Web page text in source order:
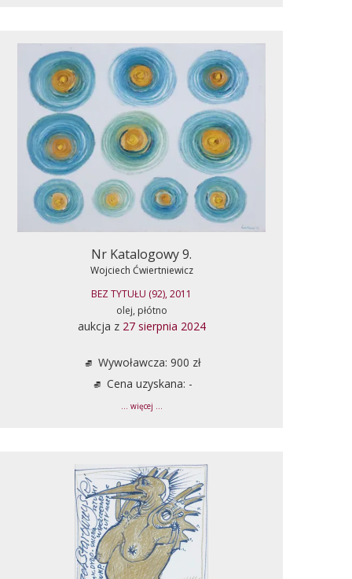
Nr Katalogowy 9.
Wojciech Ćwiertniewicz
BEZ TYTUŁU (92), 2011
olej, płótno
aukcja z 27 sierpnia 2024
Wywoławcza: 900 zł
Cena uzyskana: -
... więcej ...